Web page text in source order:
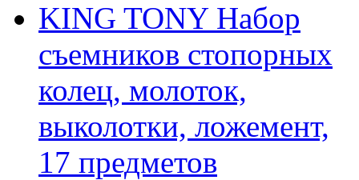
KING TONY Набор
съемников стопорных
колец, молоток,
выколотки, ложемент,
17 предметов